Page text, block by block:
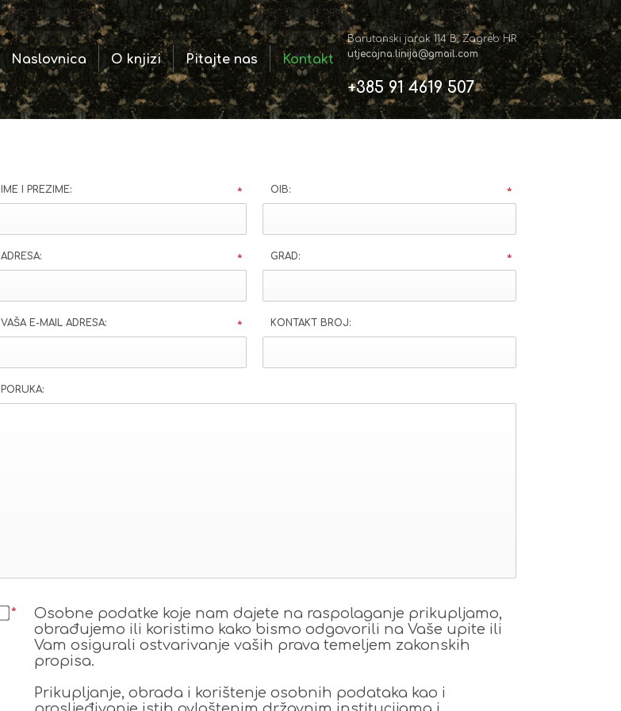
Naslovnica O knjizi Pitajte nas Kontakt
Barutanski jarak 114 B, Zagreb HR
utjecajna.linija@gmail.com
+385 91 4619 507
IME I PREZIME: * OIB: *
ADRESA: * GRAD: *
VAŠA E-MAIL ADRESA: * KONTAKT BROJ:
PORUKA:
*
Osobne podatke koje nam dajete na raspolaganje prikupljamo,
obrađujemo ili koristimo kako bismo odgovorili na Vaše upite ili
Vam osigurali ostvarivanje vaših prava temeljem zakonskih
propisa.
Prikupljanje, obrada i korištenje osobnih podataka kao i